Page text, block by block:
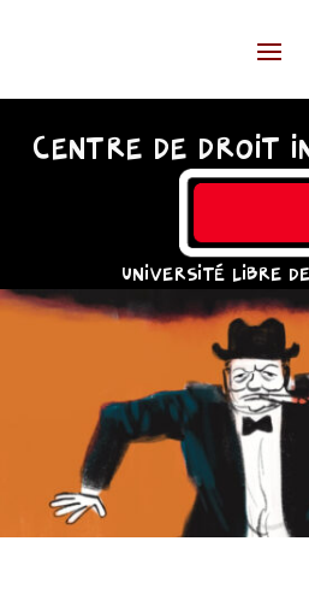
CENTRE DE DROIT
UNIVERSITÉ LIBRE